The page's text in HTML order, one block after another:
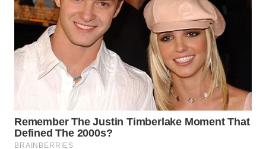
WAHANANEWS
ID
WAHANANEWS
CO ID
WAHANANEWS
WAHANA